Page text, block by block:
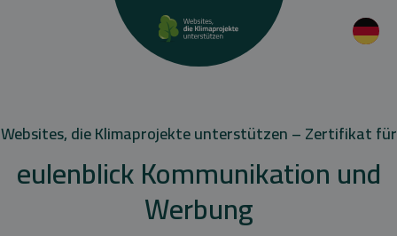
Websites, die Klimaprojekte unterstützen – Zertifikat für
eulenblick Kommunikation und
Werbung